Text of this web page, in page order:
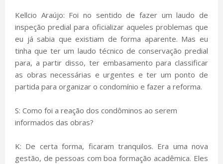
Kellcio Araújo: Foi no sentido de fazer um laudo de
inspeção predial para oficializar aqueles problemas que
eu já sabia que existiam de forma aparente. Mas eu
tinha que ter um laudo técnico de conservação predial
para, a partir disso, ter embasamento para classificar
as obras necessárias e urgentes e ter um ponto de
partida para organizar o condomínio e fazer a reforma.
S: Como foi a reação dos condôminos ao serem
informados das obras?
K: De certa forma, ficaram tranquilos. Era uma nova
gestão, de pessoas com boa formação acadêmica. Eles